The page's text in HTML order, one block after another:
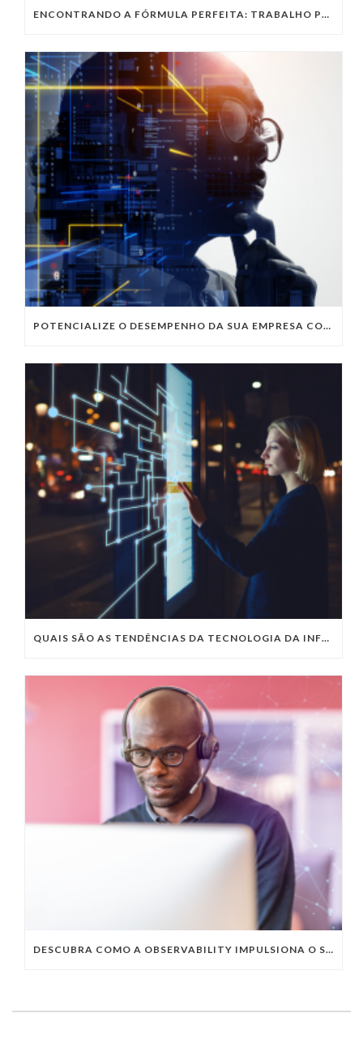
ENCONTRANDO A FÓRMULA PERFEITA: TRABALHO PRESENCIAL, HOME OFFICE OU TRABALHO HÍBRIDO?
POTENCIALIZE O DESEMPENHO DA SUA EMPRESA COM OS SERVIÇOS DE TI DA VIVO VITA
QUAIS SÃO AS TENDÊNCIAS DA TECNOLOGIA DA INFORMAÇÃO PARA 2023?
DESCUBRA COMO A OBSERVABILITY IMPULSIONA O SUCESSO DO SEU NEGÓCIO